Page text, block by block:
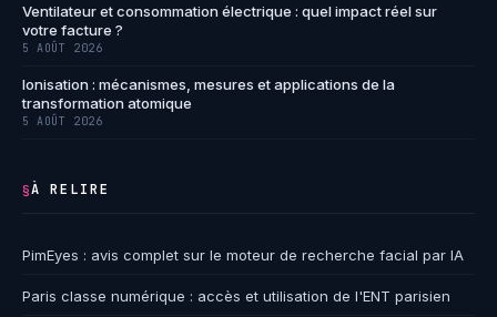
Ventilateur et consommation électrique : quel impact réel sur
votre facture ?
5 AOÛT 2026
Ionisation : mécanismes, mesures et applications de la
transformation atomique
5 AOÛT 2026
§À RELIRE
PimEyes : avis complet sur le moteur de recherche facial par IA
Paris classe numérique : accès et utilisation de l'ENT parisien